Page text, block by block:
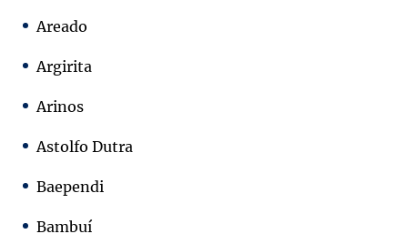
Areado
Argirita
Arinos
Astolfo Dutra
Baependi
Bambuí